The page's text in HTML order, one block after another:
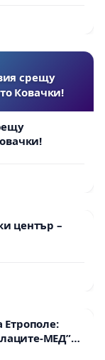
срещу
Ковачки!
център –
МЕД”
всички